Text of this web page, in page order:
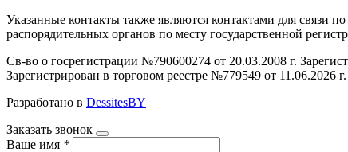
Указанные контакты также являются контактами для связи
распорядительных органов по месту государственной
Св-во о госрегистрации №790600274 от 20.03.2008 г.
Зарегистрирован в торговом реестре №779549 от 11.06.2026 г.
Разработано в DessitesBY
Заказать звонок
Ваше имя *